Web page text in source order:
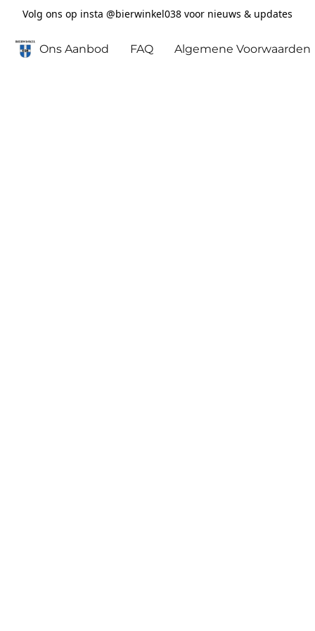
Volg ons op insta @bierwinkel038 voor nieuws & updates
Ons Aanbod FAQ Algemene Voorwaarden